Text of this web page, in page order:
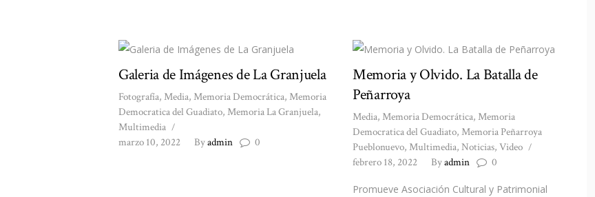
Galeria de Imágenes de La Granjuela
Fotografía, Media, Memoria Democrática, Memoria
Democratica del Guadiato, Memoria La Granjuela,
Multimedia
marzo 10, 2022
Byadmin 0
Memoria y Olvido. La Batalla de
Peñarroya
Media, Memoria Democrática, Memoria
Democratica del Guadiato, Memoria Peñarroya
Pueblonuevo, Multimedia, Noticias, Video
febrero 18, 2022
Byadmin 0
Promueve Asociación Cultural y Patrimonial